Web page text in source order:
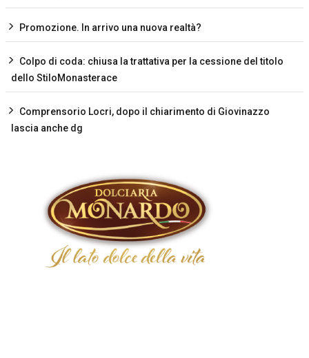
Promozione. In arrivo una nuova realtà?
Colpo di coda: chiusa la trattativa per la cessione del titolo
dello StiloMonasterace
Comprensorio Locri, dopo il chiarimento di Giovinazzo
lascia anche dg